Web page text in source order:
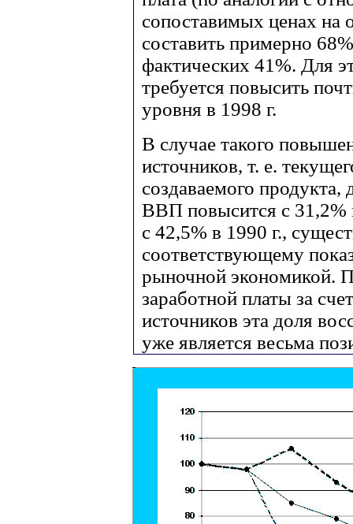
сопоставимых ценах на
составить примерно
фактических 41%. Для
требуется повысить
уровня в 1998 г.
В случае такого
источников, т. е.
создаваемого
ВВП повысится с 31,2%
с 42,5% в 1990 г.,
соответствующему
рыночной экономикой.
заработной платы за
источников эта доля
уже является весьма